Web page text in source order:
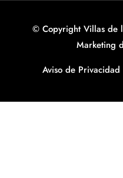
© Copyright Villas de
Marketing
Aviso de Privacidad